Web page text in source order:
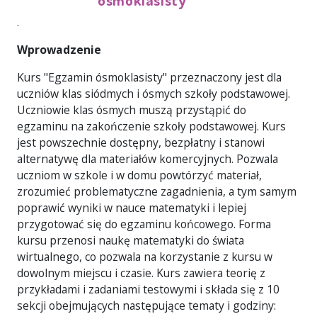
.
Wprowadzenie
Kurs "Egzamin ósmoklasisty" przeznaczony jest dla
uczniów klas siódmych i ósmych szkoły podstawowej.
Uczniowie klas ósmych muszą przystąpić do
egzaminu na zakończenie szkoły podstawowej. Kurs
jest powszechnie dostępny, bezpłatny i stanowi
alternatywę dla materiałów komercyjnych. Pozwala
uczniom w szkole i w domu powtórzyć materiał,
zrozumieć problematyczne zagadnienia, a tym samym
poprawić wyniki w nauce matematyki i lepiej
przygotować się do egzaminu końcowego. Forma
kursu przenosi naukę matematyki do świata
wirtualnego, co pozwala na korzystanie z kursu w
dowolnym miejscu i czasie. Kurs zawiera teorię z
przykładami i zadaniami testowymi i składa się z 10
sekcji obejmujących następujące tematy i godziny: